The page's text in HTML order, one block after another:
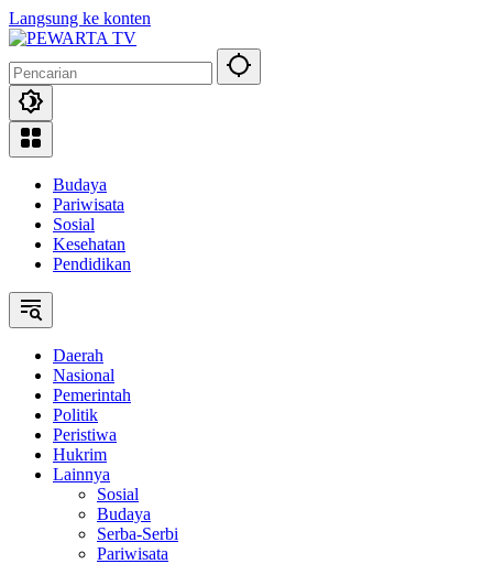
Langsung ke konten
Budaya
Pariwisata
Sosial
Kesehatan
Pendidikan
Daerah
Nasional
Pemerintah
Politik
Peristiwa
Hukrim
Lainnya
Sosial
Budaya
Serba-Serbi
Pariwisata